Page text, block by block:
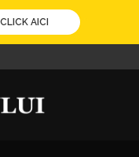
CLICK AICI